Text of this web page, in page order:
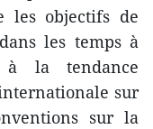
les objectifs de
les temps à
la tendance
sur
sur la